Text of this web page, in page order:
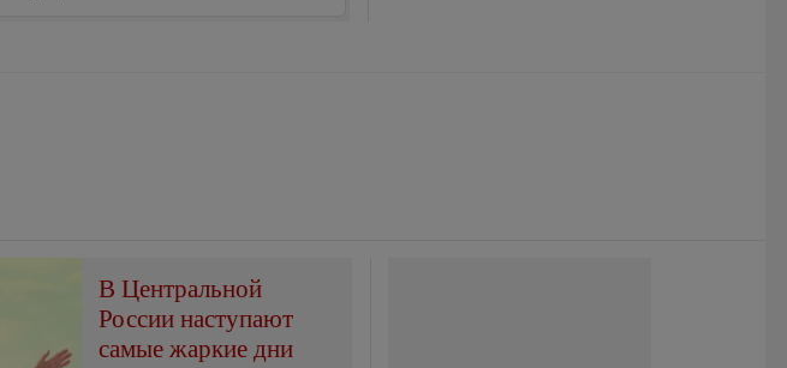
В Центральной
России наступают
самые жаркие дни